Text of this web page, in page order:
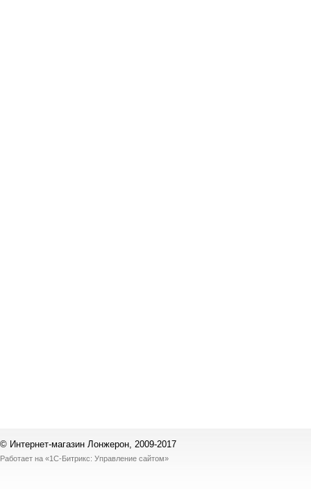
© Интернет-магазин Лонжерон, 2009-2017
Работает на «1С-Битрикс: Управление сайтом»